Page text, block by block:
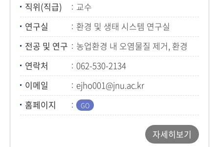
직위(직급)
교수
연구실
환경 및 생태 시스템 연구실
전공 및 연구
농업환경 내 오염물질 제거, 환경
오염물질의 생태독성 평가
연락처
062-530-2134
이메일
ejho001@jnu.ac.kr
홈페이지
자세히보기